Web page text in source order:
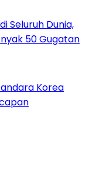
Seluruh Dunia,
50 Gugatan
Korea